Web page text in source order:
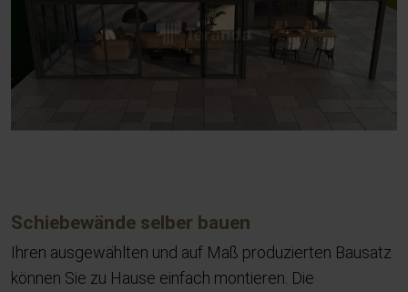
Schiebewände selber bauen
Ihren ausgewählten und auf Maß produzierten Bausatz
können Sie zu Hause einfach montieren. Die